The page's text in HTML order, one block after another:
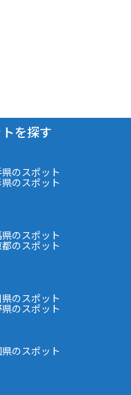
を探す
のスポット
のスポット
のスポット
のスポット
のスポット
のスポット
のスポット